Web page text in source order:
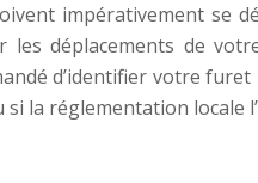
impérativement se
déplacements de
d’identifier votre
la réglementation locale